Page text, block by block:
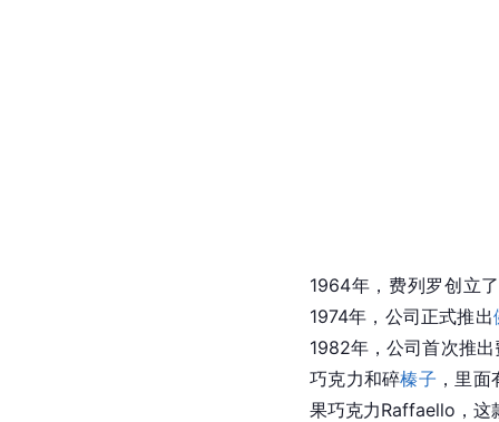
1964年，费列罗创立
1974年，公司正式推出
1982年，公司首次推
巧克力和碎榛子 ，里
果巧克力Raffaello，这